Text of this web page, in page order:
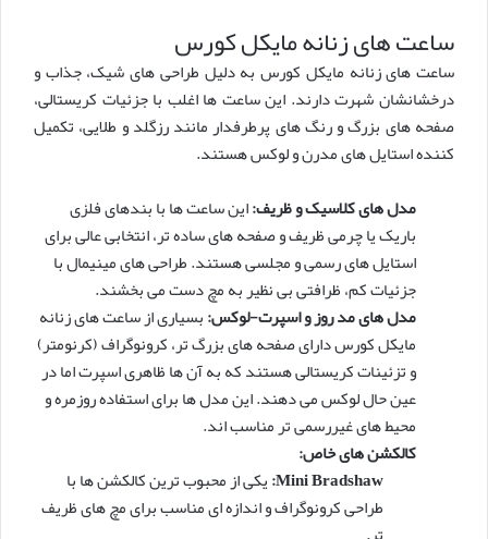
ساعت های زنانه مایکل کورس
ساعت های زنانه مایکل کورس به دلیل طراحی های شیک، جذاب و
درخشانشان شهرت دارند. این ساعت ها اغلب با جزئیات کریستالی،
صفحه های بزرگ و رنگ های پرطرفدار مانند رزگلد و طلایی، تکمیل
کننده استایل های مدرن و لوکس هستند.
مدل های کلاسیک و ظریف:این ساعت ها با بندهای فلزی
باریک یا چرمی ظریف و صفحه های ساده تر، انتخابی عالی برای
استایل های رسمی و مجلسی هستند. طراحی های مینیمال با
جزئیات کم، ظرافتی بی نظیر به مچ دست می بخشند.
مدل های مد روز و اسپرت-لوکس:بسیاری از ساعت های زنانه
مایکل کورس دارای صفحه های بزرگ تر، کرونوگراف (کرنومتر)
و تزئینات کریستالی هستند که به آن ها ظاهری اسپرت اما در
عین حال لوکس می دهند. این مدل ها برای استفاده روزمره و
محیط های غیررسمی تر مناسب اند.
کالکشن های خاص:
Mini Bradshaw: یکی از محبوب ترین کالکشن ها با
طراحی کرونوگراف و اندازه ای مناسب برای مچ های ظریف